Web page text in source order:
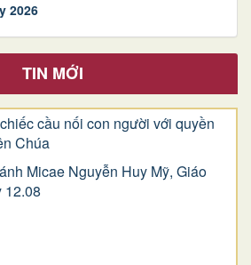
2026
TIN MỚI
cầu nối con người với quyền
Chúa
Micae Nguyễn Huy Mỹ, Giáo
12.08